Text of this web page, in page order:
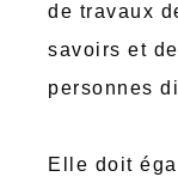
de travaux
savoirs et
personnes
Elle doit